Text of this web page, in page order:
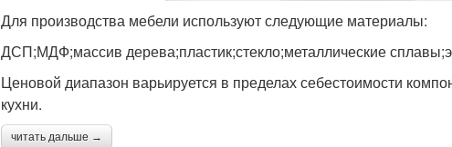
Для производства мебели используют следующие материалы:
ДСП;МДФ;массив дерева;пластик;стекло;металлические
Ценовой диапазон варьируется в пределах себестоимости
кухни.
читать дальше →